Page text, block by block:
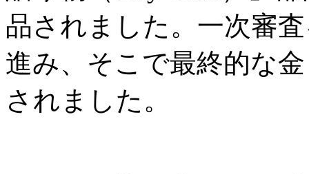
品されました。一次審
進み、そこで最終的な
されました。